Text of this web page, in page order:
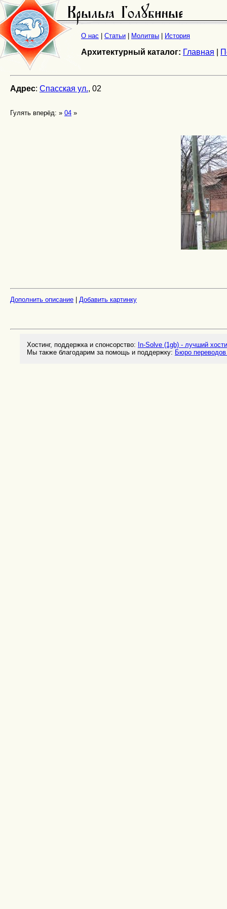
О нас Статьи Молитвы История
Архитектурный каталог: Главная
Адрес: Спасская ул., 02
Гулять вперёд: » 04 »
Дополнить описание Добавить картинку
Хостинг, поддержка и спонсорство: In-Solve (1gb) - лучший
Мы также благодарим за помощь и поддержку: Бюро переводов